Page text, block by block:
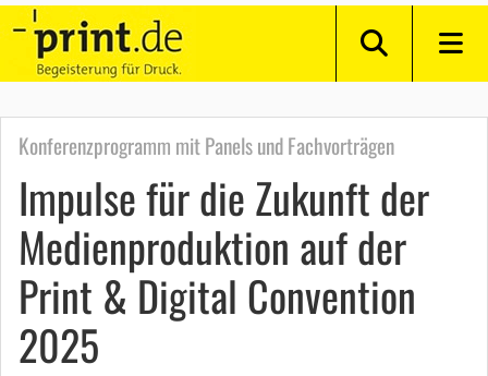
Konferenzprogramm mit Panels und Fachvorträgen
Impulse für die Zukunft der
Medienproduktion auf der
Print & Digital Convention
2025